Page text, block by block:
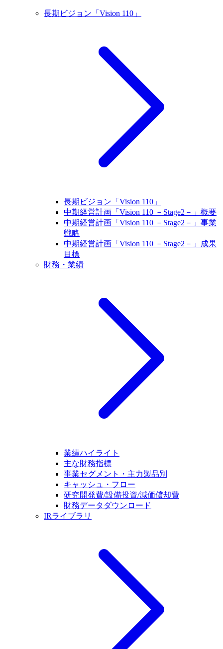
長期ビジョン「Vision 110」
長期ビジョン「Vision 110」
中期経営計画「Vision 110 －Stage2－」概要
中期経営計画「Vision 110 －Stage2－」事業
戦略
中期経営計画「Vision 110 －Stage2－」成果
目標
財務・業績
業績ハイライト
主な財務指標
事業セグメント・主力製品別
キャッシュ・フロー
研究開発費/設備投資/減価償却費
財務データダウンロード
IRライブラリ